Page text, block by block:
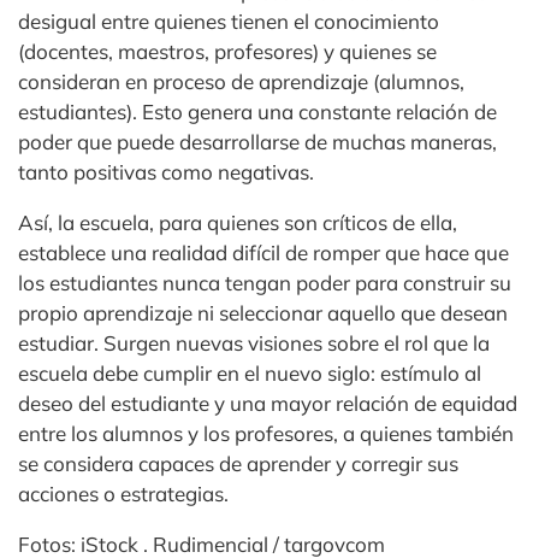
desigual entre quienes tienen el conocimiento
(docentes, maestros, profesores) y quienes se
consideran en proceso de aprendizaje (alumnos,
estudiantes). Esto genera una constante relación de
poder que puede desarrollarse de muchas maneras,
tanto positivas como negativas.
Así, la escuela, para quienes son críticos de ella,
establece una realidad difícil de romper que hace que
los estudiantes nunca tengan poder para construir su
propio aprendizaje ni seleccionar aquello que desean
estudiar. Surgen nuevas visiones sobre el rol que la
escuela debe cumplir en el nuevo siglo: estímulo al
deseo del estudiante y una mayor relación de equidad
entre los alumnos y los profesores, a quienes también
se considera capaces de aprender y corregir sus
acciones o estrategias.
Fotos: iStock . Rudimencial / targovcom